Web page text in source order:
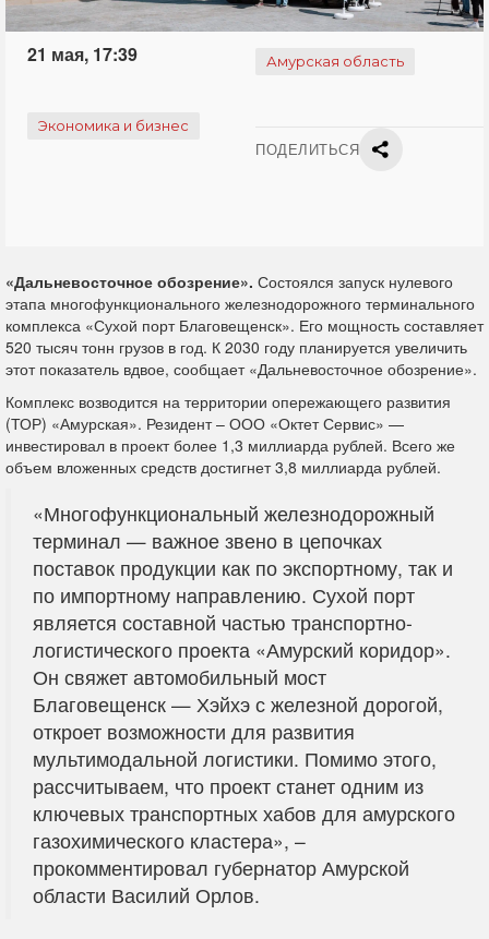
21 мая, 17:39 Амурская область
Экономика и бизнес
ПОДЕЛИТЬСЯ
«Дальневосточное обозрение». Состоялся запуск нулевого
этапа многофункционального железнодорожного терминального
комплекса «Сухой порт Благовещенск». Его мощность составляет
520 тысяч тонн грузов в год. К 2030 году планируется увеличить
этот показатель вдвое, сообщает «Дальневосточное обозрение».
Комплекс возводится на территории опережающего развития
(ТОР) «Амурская». Резидент – ООО «Октет Сервис» —
инвестировал в проект более 1,3 миллиарда рублей. Всего же
объем вложенных средств достигнет 3,8 миллиарда рублей.
«Многофункциональный железнодорожный
терминал — важное звено в цепочках
поставок продукции как по экспортному, так и
по импортному направлению. Сухой порт
является составной частью транспортно-
логистического проекта «Амурский коридор».
Он свяжет автомобильный мост
Благовещенск — Хэйхэ с железной дорогой,
откроет возможности для развития
мультимодальной логистики. Помимо этого,
рассчитываем, что проект станет одним из
ключевых транспортных хабов для амурского
газохимического кластера», –
прокомментировал губернатор Амурской
области Василий Орлов.